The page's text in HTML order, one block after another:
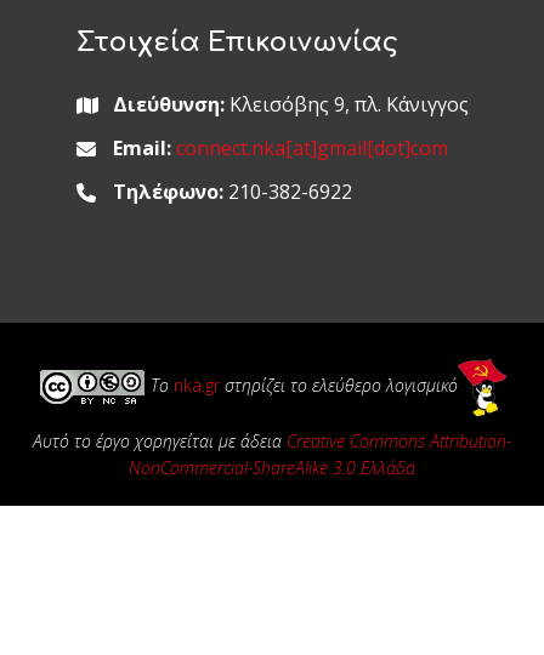
Στοιχεία Επικοινωνίας
Διεύθυνση:Κλεισόβης 9, πλ. Κάνιγγος
Email: connect.nka[at]gmail[dot]com
Τηλέφωνο:210-382-6922
Το nka.gr στηρίζει το ελεύθερο λογισμικό
Αυτό το έργο χορηγείται με άδεια Creative Commons Attribution-
NonCommercial-ShareAlike 3.0 Ελλάδα